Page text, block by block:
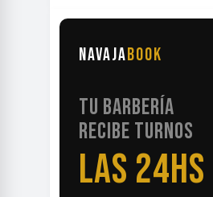
NAVAJABOOK
TU BARBERÍA
RECIBE TURNOS
LAS 24HS